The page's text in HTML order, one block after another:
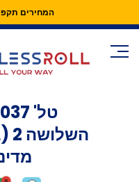
המחירים
Skip
Content
טל'
השלושה 2 (בגב הבניין), ת"א